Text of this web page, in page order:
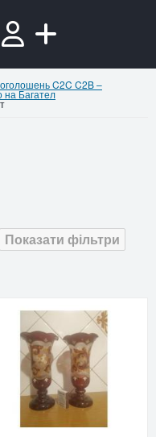
C2C C2B –
на Багател
Показати фільтри